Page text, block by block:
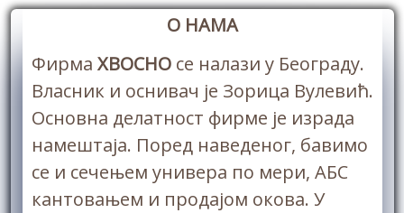
О НАМА
Фирма ХВОСНОсе налази у Београду.
Власник и оснивач је Зорица Вулевић.
Основна делатност фирме је израда
намештаја. Поред наведеног, бавимо
се и сечењем универа по мери, АБС
кантовањем и продајом окова. У